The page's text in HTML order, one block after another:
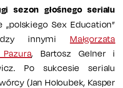
sezon głośnego serialu
„polskiego Sex Education”
innymi Małgorzata
, Bartosz Gelner i
Po sukcesie serialu
(Jan Holoubek, Kasper